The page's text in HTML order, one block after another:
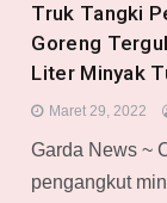
Truk Tangki
Goreng
Liter Minyak
Maret 29, 2022
Garda News ~
pengangkut